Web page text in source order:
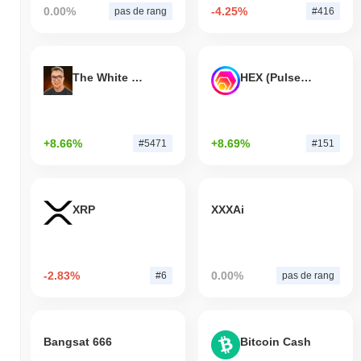
0.00% pas de rang -4.25% #416
The White Bull
+8.66% #5471
HEX (Pulsechain)
+8.69% #151
XRP
-2.83% #6
XXXAi
0.00% pas de rang
Bangsat 666 Bitcoin Cash